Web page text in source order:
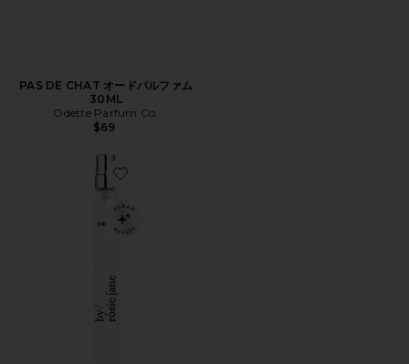
PAS DE CHAT オードパルファム
30ML
Odette Parfum Co.
$69
Favorite DULCE パフューム